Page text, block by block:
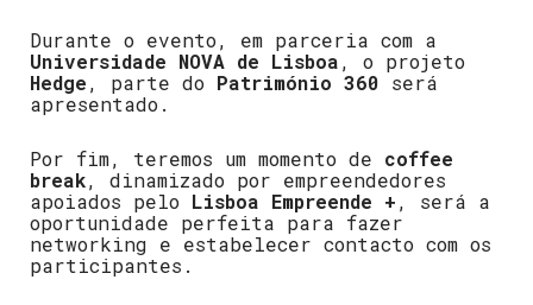
Durante o evento, em parceria com a
Universidade NOVA de Lisboa, o projeto
Hedge, parte do Património 360 será
apresentado.
Por fim, teremos um momento de coffee
break, dinamizado por empreendedores
apoiados pelo Lisboa Empreende +, será a
oportunidade perfeita para fazer
networking e estabelecer contacto com os
participantes.